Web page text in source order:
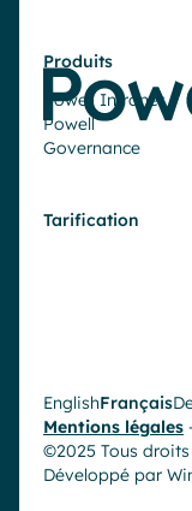
Produits
Powell Intranet
Powell
Governance
Tarification
EnglishFrançais
Mentions légales
©2025 Tous
Développé par